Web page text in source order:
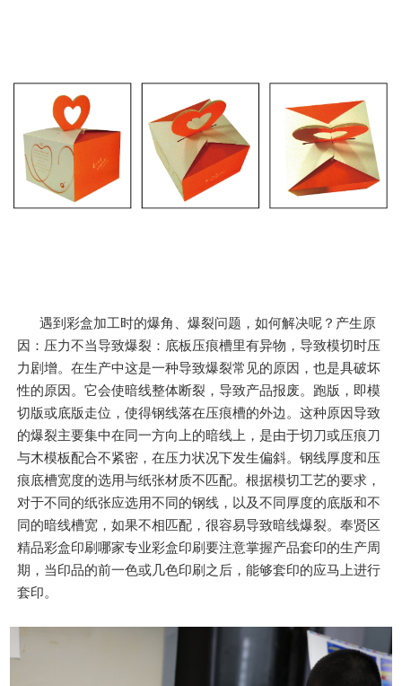
遇到彩盒加工时的爆角、爆裂问题，如何解决呢？产生原
因：压力不当导致爆裂：底板压痕槽里有异物，导致模切时压
力剧增。在生产中这是一种导致爆裂常见的原因，也是具破坏
性的原因。它会使暗线整体断裂，导致产品报废。跑版，即模
切版或底版走位，使得钢线落在压痕槽的外边。这种原因导致
的爆裂主要集中在同一方向上的暗线上，是由于切刀或压痕刀
与木模板配合不紧密，在压力状况下发生偏斜。钢线厚度和压
痕底槽宽度的选用与纸张材质不匹配。根据模切工艺的要求，
对于不同的纸张应选用不同的钢线，以及不同厚度的底版和不
同的暗线槽宽，如果不相匹配，很容易导致暗线爆裂。奉贤区
精品彩盒印刷哪家专业彩盒印刷要注意掌握产品套印的生产周
期，当印品的前一色或几色印刷之后，能够套印的应马上进行
套印。